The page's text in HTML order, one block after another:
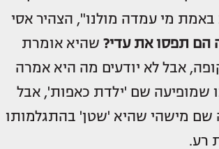
באמת מי עמדה מולנו", הצהיר אסי
הם תפסו את עדי? שהיא אומרת
אבל לא יודעים מה היא אמרה
שמופיעה שם 'ילדת כאפות', אבל
שם מישהי שהיא 'שטן' בהתגלמותו
רע.